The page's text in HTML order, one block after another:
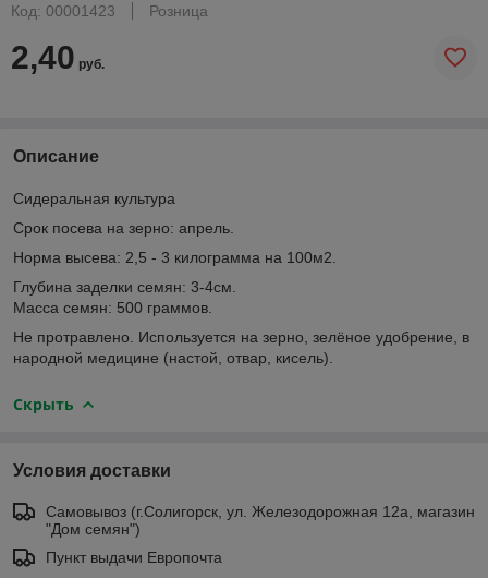
Код: 00001423
Розница
2,40 руб.
Описание
Сидеральная культура
Срок посева на зерно: апрель.
Норма высева: 2,5 - 3 килограмма на 100м2
Глубина заделки семян: 3-4см.
Масса семян: 500 граммов.
Не протравлено. Используется на зерно, зелёное удобрение, в
народной медицине (настой, отвар, кисель).
Скрыть
Условия доставки
Самовывоз (г.Солигорск, ул. Железодорожная 12а, магазин
"Дом семян")
Пункт выдачи Европочта